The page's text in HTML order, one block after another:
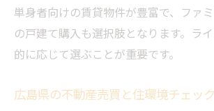
おすすめ不動産エリアを選ぶ
広島県の不動産売買における地
の魅力
住環境の違いが不動産売買に
単身者向けの賃貸物件が豊富で、ファ
の戸建て購入も選択肢となります。ラ
的に応じて選ぶことが重要です。
広島県の不動産売買と住環境チェッ